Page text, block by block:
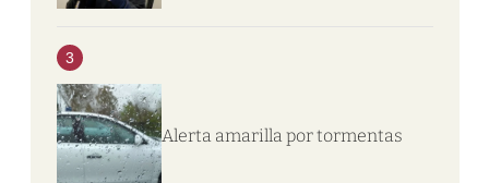
3
Alerta amarilla por tormentas